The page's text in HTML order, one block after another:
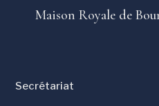
Maison Royale de
Secrétariat